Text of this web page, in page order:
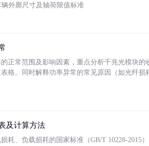
外廓尺寸及轴荷限值标准
正常范围及影响因素，重点分析千兆光模块的
格。同时解释功率异常的常见原因（如光纤
及计算方法
耗、负载损耗的国家标准（GB/T 10228-2015